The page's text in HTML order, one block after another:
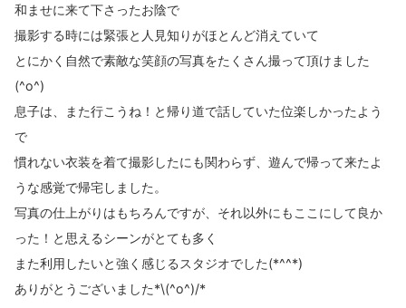
和ませに来て下さったお陰で
撮影する時には緊張と人見知りがほとんど消えていて
とにかく自然で素敵な笑顔の写真をたくさん撮って頂けました
(^o^)
息子は、また行こうね！と帰り道で話していた位楽しかったよう
で
慣れない衣装を着て撮影したにも関わらず、遊んで帰って来たよ
うな感覚で帰宅しました。
写真の仕上がりはもちろんですが、それ以外にもここにして良か
った！と思えるシーンがとても多く
また利用したいと強く感じるスタジオでした(*^^*)
ありがとうございました*\(^o^)/*